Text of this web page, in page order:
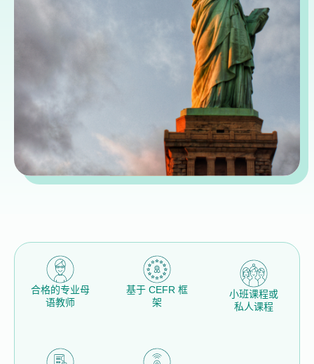
合格的专业母
语教师
基于 CEFR 框
架
小班课程或
私人课程